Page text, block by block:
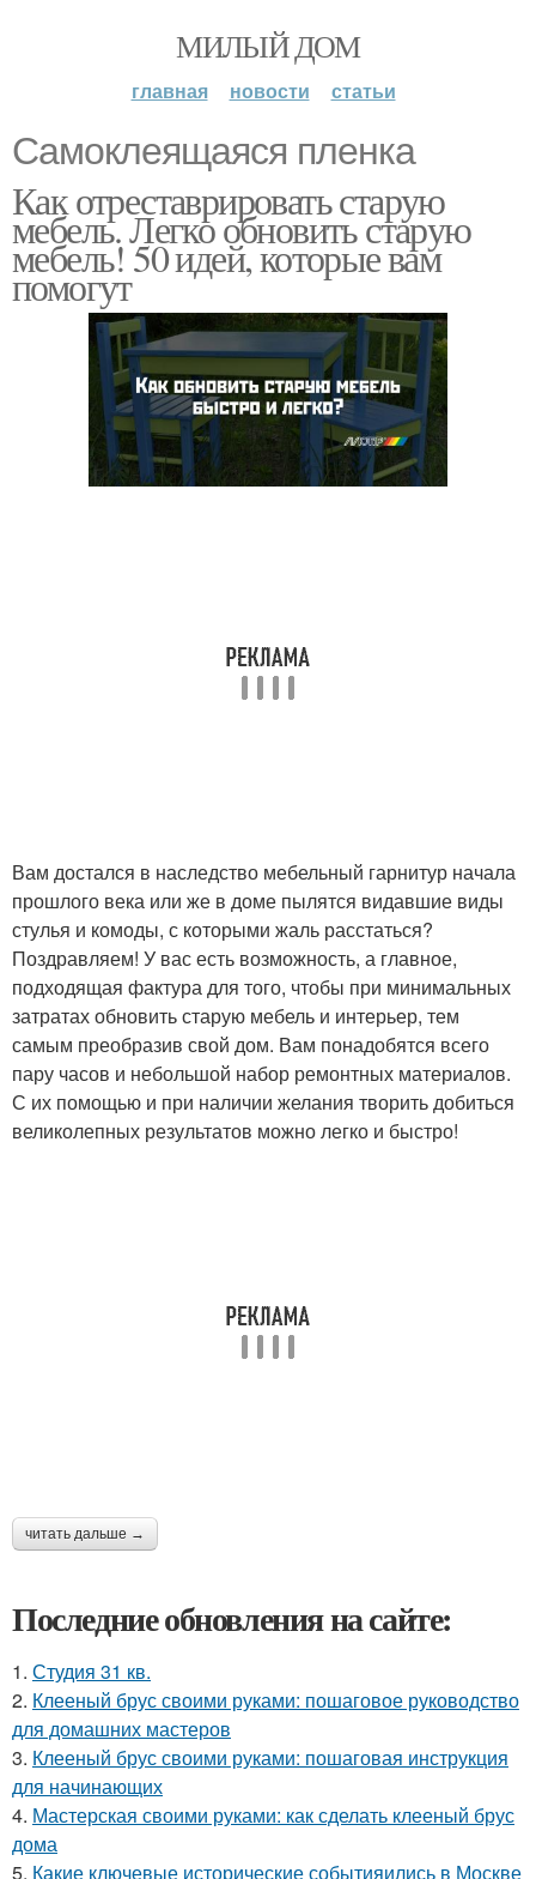
МИЛЫЙ ДОМ
главная новости статьи
Самоклеящаяся пленка
Как отреставрировать старую
мебель. Легко обновить старую
мебель! 50 идей, которые вам
помогут
Вам достался в наследство мебельный гарнитур начала
прошлого века или же в доме пылятся видавшие виды
стулья и комоды, с которыми жаль расстаться?
Поздравляем! У вас есть возможность, а главное,
подходящая фактура для того, чтобы при минимальных
затратах обновить старую мебель и интерьер, тем
самым преобразив свой дом. Вам понадобятся всего
пару часов и небольшой набор ремонтных материалов.
С их помощью и при наличии желания творить добиться
великолепных результатов можно легко и быстро!
читать дальше →
Последние обновления на сайте:
1. Студия 31 кв.
2. Клееный брус своими руками: пошаговое руководство
для домашних мастеров
3. Клееный брус своими руками: пошаговая инструкция
для начинающих
4. Мастерская своими руками: как сделать клееный брус
дома
5. Какие ключевые исторические событияились в Москве